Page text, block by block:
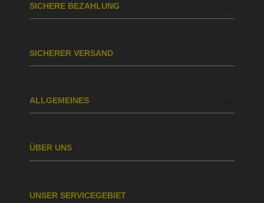
SICHERE BEZAHLUNG
SICHERER VERSAND
ALLGEMEINES
ÜBER UNS
UNSER SERVICEGEBIET